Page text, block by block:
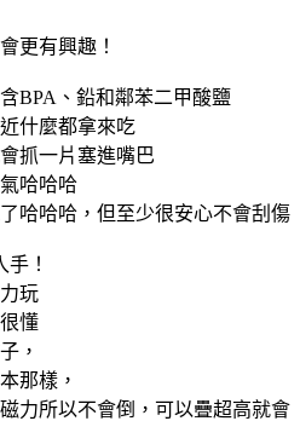
更有興趣！
BPA、鉛和鄰苯二甲酸鹽
什麼都拿來吃
抓一片塞進嘴巴
哈哈哈
哈哈哈，但至少很安心不會刮傷
！
玩
懂
，
那樣，
力所以不會倒，可以疊超高就會